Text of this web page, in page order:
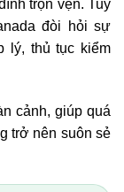
trọn vẹn. Tuy
đòi hỏi sự
lý, thủ tục kiểm
cảnh, giúp quá
trở nên suôn sẻ